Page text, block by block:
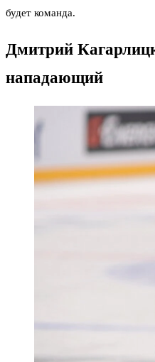
будет команда.
Дмитрий
нападающий